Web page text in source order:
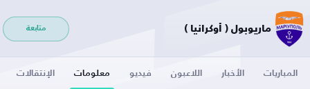
ماريوبول ( أوكرانيا ) متابعة
المباريات الأخبار اللاعبون فيديو معلومات الإنتقالات